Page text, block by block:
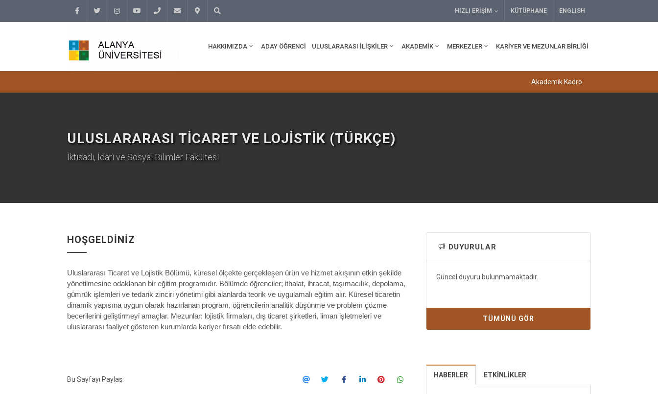
242)
HIZLI ERIŞIM KÜTÜPHANE ENGLISH
HAKKIMIZDA ADAY ÖĞRENCİ ULUSLARARASI İLİŞKİLER AKADEMİK MERKEZLER KARIYER VE MEZUNLAR BIRLIĞI
Akademik Kadro
ULUSLARARASI TICARET VE LOJISTIK (TÜRKÇE)
İktisadi, İdari ve Sosyal Bilimler Fakültesi
HOŞGELDINIZ
Uluslararası Ticaret ve Lojistik Bölümü, küresel ölçekte gerçekleşen ürün ve hizmet akışının etkin şekilde
yönetilmesine odaklanan bir eğitim programıdır. Bölümde öğrenciler; ithalat, ihracat, taşımacılık, depolama,
gümrük işlemleri ve tedarik zinciri yönetimi gibi alanlarda teorik ve uygulamalı eğitim alır. Küresel ticaretin
dinamik yapısına uygun olarak hazırlanan program, öğrencilerin analitik düşünme ve problem çözme
becerilerini geliştirmeyi amaçlar. Mezunlar; lojistik firmaları, dış ticaret şirketleri, liman işletmeleri ve
uluslararası faaliyet gösteren kurumlarda kariyer fırsatı elde edebilir.
Bu Sayfayı Paylaş:
DUYURULAR
Güncel duyuru bulunmamaktadır.
TÜMÜNÜ GÖR
HABERLER ETKINLIKLER